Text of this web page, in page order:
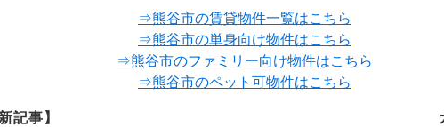
⇒熊谷市の賃貸物件一覧はこちら
⇒熊谷市の単身向け物件はこちら
⇒熊谷市のファミリー向け物件はこちら
⇒熊谷市のペット可物件はこちら
記事】